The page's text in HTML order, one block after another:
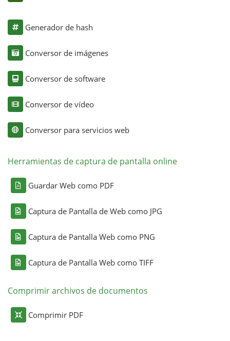
Generador de hash
Conversor de imágenes
Conversor de software
Conversor de vídeo
Conversor para servicios web
Herramientas de captura de pantalla online
Guardar Web como PDF
Captura de Pantalla de Web como JPG
Captura de Pantalla Web como PNG
Captura de Pantalla Web como TIFF
Comprimir archivos de documentos
Comprimir PDF